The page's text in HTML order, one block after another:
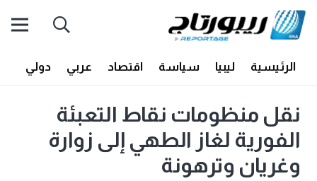
الرئيسية ليبيا سياسة اقتصاد عربي دولي
نقل منظومات نقاط التعبئة
الفورية لغاز الطهي إلى زوارة
وغريان وترهونة